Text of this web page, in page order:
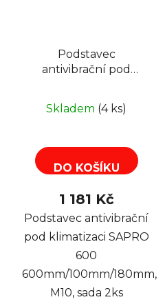
Podstavec
antivibrační pod
600mm/100mm/180mm,
Skladem (4 ks)
DO KOŠÍKU
1 181 Kč
Podstavec antivibrační
pod klimatizaci SAPRO
600
600mm/100mm/180mm,
M10, sada 2ks